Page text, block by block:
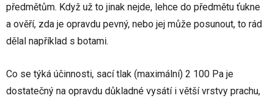
předmětům. Když už to jinak nejde, lehce do předmětu ťukne
a ověří, zda je opravdu pevný, nebo jej může posunout, to rád
dělal například s botami.
Co se týká účinnosti, sací tlak (maximální) 2 100 Pa je
dostatečný na opravdu důkladné vysátí i větší vrstvy prachu,